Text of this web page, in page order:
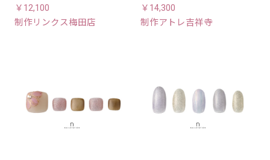
￥12,100
制作リンクス梅田店
￥14,300
制作アトレ吉祥寺